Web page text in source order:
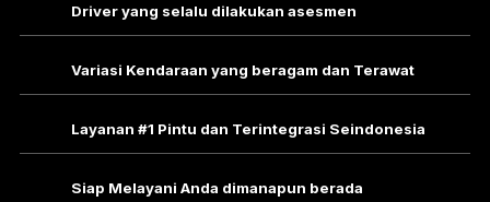
Driver yang selalu dilakukan asesmen
Variasi Kendaraan yang beragam dan Terawat
Layanan #1 Pintu dan Terintegrasi Seindonesia
Siap Melayani Anda dimanapun berada